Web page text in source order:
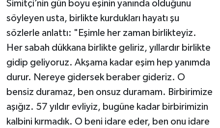
Simitçi’nin gün boyu eşinin yanında olduğunu
söyleyen usta, birlikte kurdukları hayatı şu
sözlerle anlattı: "Eşimle her zaman birlikteyiz.
Her sabah dükkana birlikte geliriz, yıllardır birlikte
gidip geliyoruz. Akşama kadar eşim hep yanımda
durur. Nereye gidersek beraber gideriz. O
bensiz duramaz, ben onsuz duramam. Birbirimize
aşığız. 57 yıldır evliyiz, bugüne kadar birbirimizin
kalbini kırmadık. O beni idare eder, ben onu idare